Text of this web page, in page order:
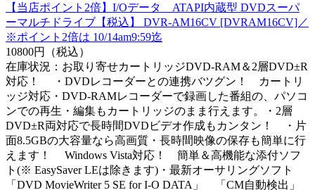
【当店ポイント2倍】I/Oデータ ATAPI内蔵型 DVDスーパ
ーマルチドライブ【税込】 DVR-AM16CV [DVRAM16CV]／
※ポイント2倍は 10/14am9:59迄
10800円（税込）
在庫状況：お取り寄せカートリッジDVD-RAM＆2層DVD±R
対応！ ・DVDレコーダーとの連携バツグン！ カートリ
ッジ対応・DVD-RAMレコーダーで録画した番組の、パソコ
ンでの再生・編集もカートリッジのまま行えます。・2層
DVD±R両対応で長時間DVDビデオ作成もカンタン！ ・片
面8.5GBの大容量なら高画質・長時間映像の保存も簡単に行
えます！ Windows Vista対応！ 簡単＆高機能な添付ソフ
ト(※ EasySaver LEは除きます)・最新オーサリングソフト
「DVD MovieWriter 5 SE for I-O DATA」 「CM自動検出」